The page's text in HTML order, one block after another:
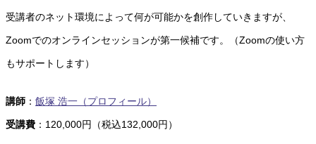
受講者のネット環境によって何が可能かを創作していきますが、
Zoomでのオンラインセッションが第一候補です。（Zoomの使い方
もサポートします）
講師 ： 飯塚 浩一（プロフィール）
受講費 ：120,000円（税込132,000円）